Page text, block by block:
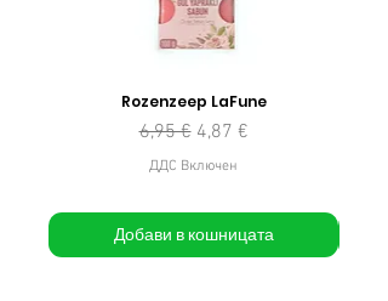
Rozenzeep LaFune
Редовна цена
6,95 € Продажна цена
4,87 €
ДДС Включен
Добави в кошницата